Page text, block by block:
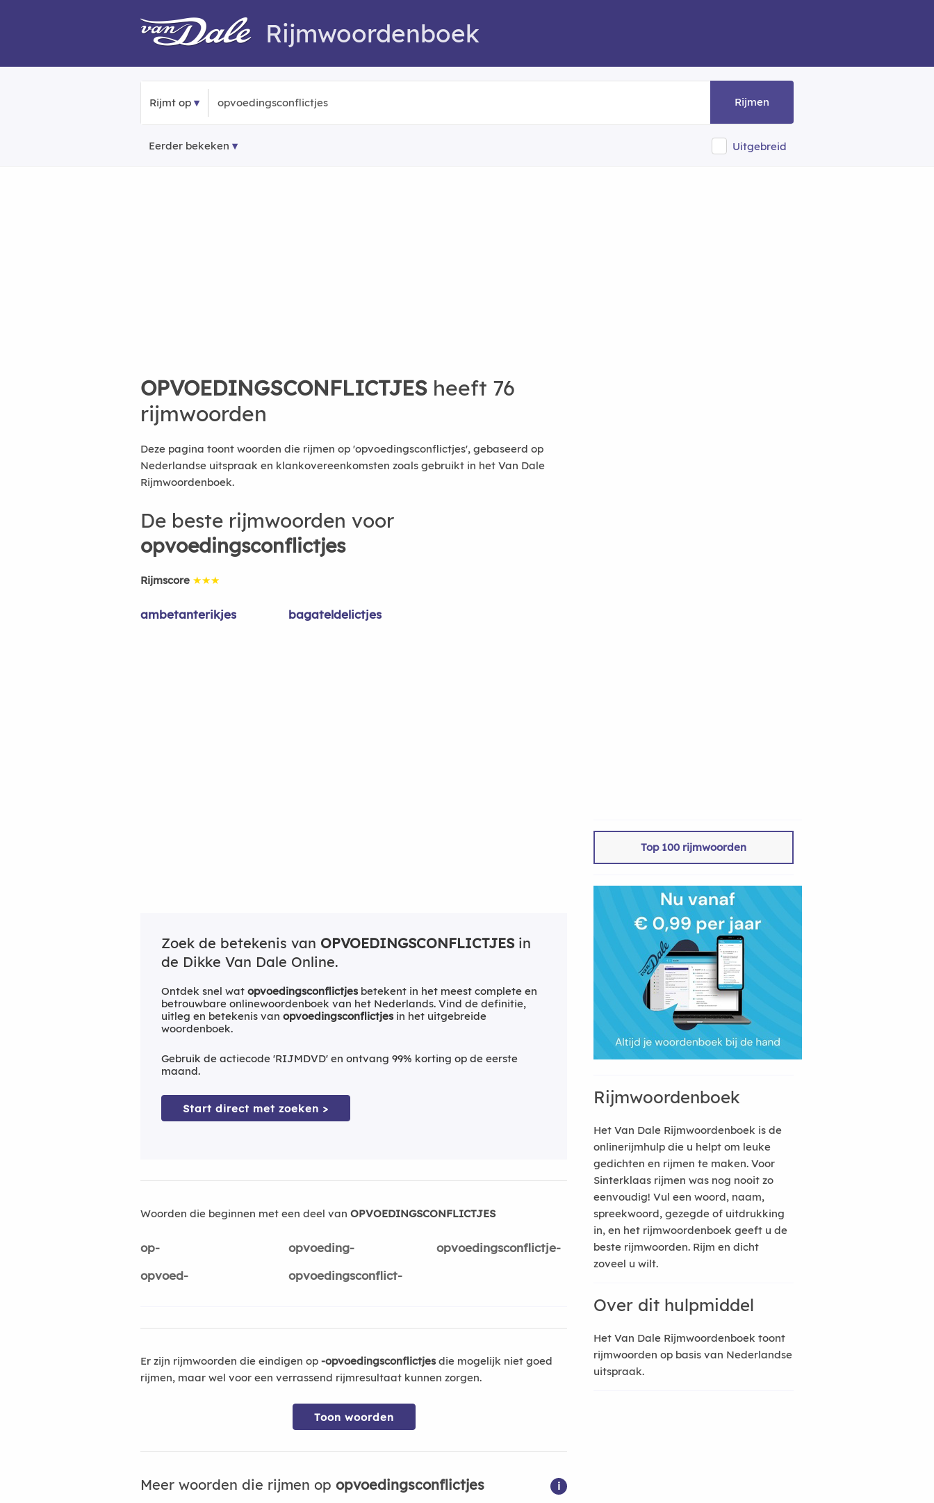
Rijmwoordenboek
Rijmt op Rijmen
Eerder bekeken Uitgebreid
OPVOEDINGSCONFLICTJES heeft 76
rijmwoorden
Deze pagina toont woorden die rijmen op 'opvoedingsconflictjes', gebaseerd op
Nederlandse uitspraak en klankovereenkomsten zoals gebruikt in het Van Dale
Rijmwoordenboek.
De beste rijmwoorden voor
opvoedingsconflictjes
Rijmscore ★★★
ambetanterikjes bagateldelictjes
Zoek de betekenis van OPVOEDINGSCONFLICTJESin
de Dikke Van Dale Online.
Ontdek snel wat opvoedingsconflictjesbetekent in het meest complete en
betrouwbare onlinewoordenboek van het Nederlands. Vind de definitie,
uitleg en betekenis van opvoedingsconflictjesin het uitgebreide
woordenboek.
Gebruik de actiecode 'RIJMDVD' en ontvang 99% korting op de eerste
maand.
Start direct met zoeken >
Woorden die beginnen met een deel van OPVOEDINGSCONFLICTJES
op- opvoeding-
opvoedingsconflictje-
opvoed-
opvoedingsconflict-
Er zijn rijmwoorden die eindigen op -opvoedingsconflictjesdie mogelijk niet goed
rijmen, maar wel voor een verrassend rijmresultaat kunnen zorgen.
Toon woorden
Meer woorden die rijmen op opvoedingsconflictjes i
Top 100 rijmwoorden
Rijmwoordenboek
Het Van Dale Rijmwoordenboek is de
onlinerijmhulp die u helpt om leuke
gedichten en rijmen te maken. Voor
Sinterklaas rijmen was nog nooit zo
eenvoudig! Vul een woord, naam,
spreekwoord, gezegde of uitdrukking
in, en het rijmwoordenboek geeft u de
beste rijmwoorden. Rijm en dicht
zoveel u wilt.
Over dit hulpmiddel
Het Van Dale Rijmwoordenboek toont
rijmwoorden op basis van Nederlandse
uitspraak.